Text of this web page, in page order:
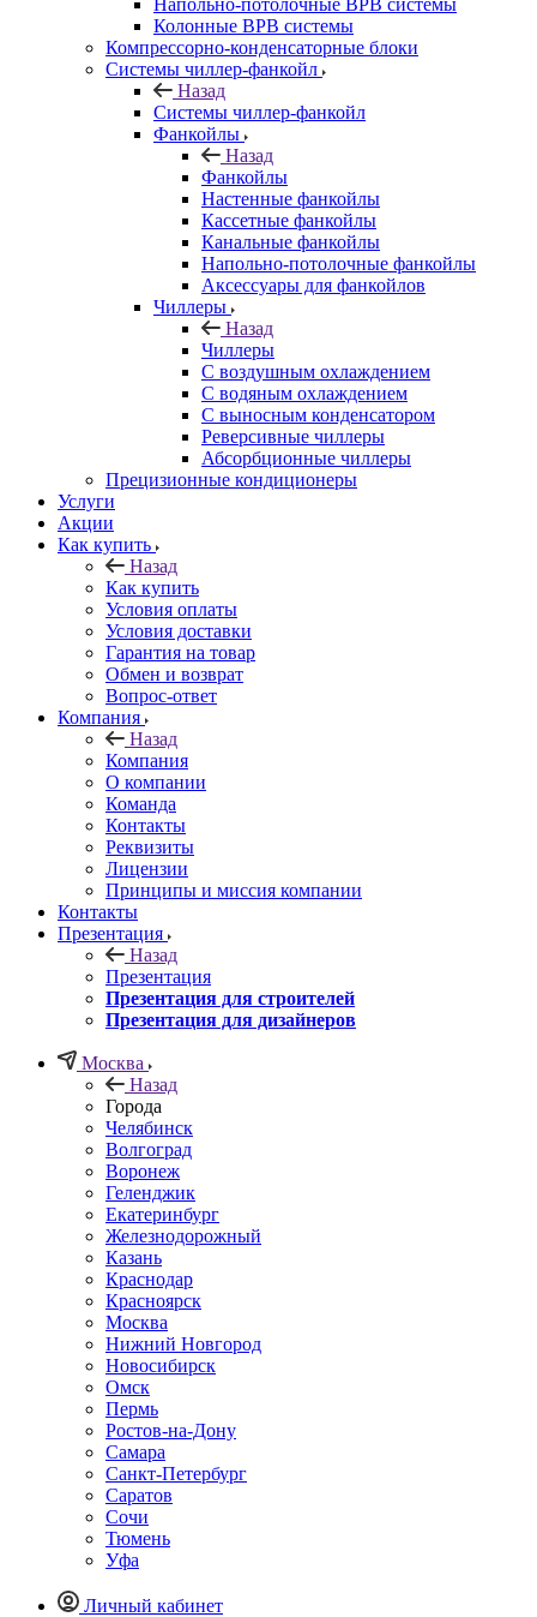
Напольно-потолочные ВРВ системы
Колонные ВРВ системы
Компрессорно-конденсаторные блоки
Системы чиллер-фанкойл
Назад
Системы чиллер-фанкойл
Фанкойлы
Назад
Фанкойлы
Настенные фанкойлы
Кассетные фанкойлы
Канальные фанкойлы
Напольно-потолочные фанкойлы
Аксессуары для фанкойлов
Чиллеры
Назад
Чиллеры
С воздушным охлаждением
С водяным охлаждением
С выносным конденсатором
Реверсивные чиллеры
Абсорбционные чиллеры
Прецизионные кондиционеры
Услуги
Акции
Как купить
Назад
Как купить
Условия оплаты
Условия доставки
Гарантия на товар
Обмен и возврат
Вопрос-ответ
Компания
Назад
Компания
О компании
Команда
Контакты
Реквизиты
Лицензии
Принципы и миссия компании
Контакты
Презентация
Назад
Презентация
Презентация для строителей
Презентация для дизайнеров
Москва
Назад
Города
Челябинск
Волгоград
Воронеж
Геленджик
Екатеринбург
Железнодорожный
Казань
Краснодар
Красноярск
Москва
Нижний Новгород
Новосибирск
Омск
Пермь
Ростов-на-Дону
Самара
Санкт-Петербург
Саратов
Сочи
Тюмень
Уфа
Личный кабинет